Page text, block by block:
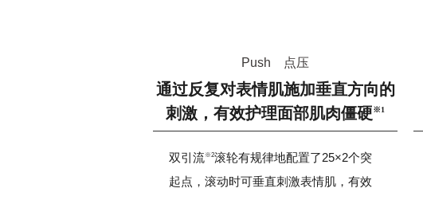
Push 点压
通过反复对表情肌施加垂直方向的
刺激，有效护理面部肌肉僵硬※1
双引流※2滚轮有规律地配置了25×2个突
起点，滚动时可垂直刺激表情肌，有效